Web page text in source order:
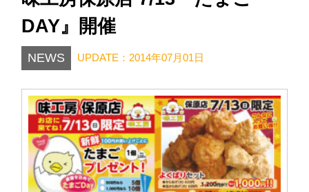
DAY』開催
NEWS UPDATE：2014年07月01日